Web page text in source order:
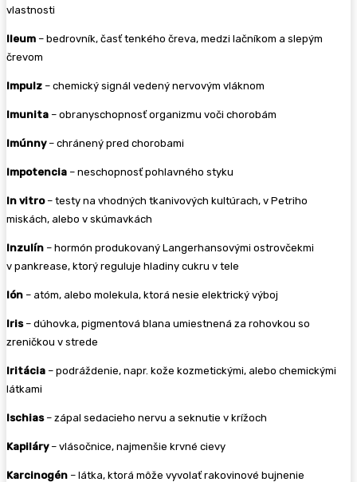
vlastnosti
Ileum – bedrovník, časť tenkého čreva, medzi lačníkom a slepým
črevom
Impulz – chemický signál vedený nervovým vláknom
Imunita – obranyschopnosť organizmu voči chorobám
Imúnny– chránený pred chorobami
Impotencia – neschopnosť pohlavného styku
In vitro– testy na vhodných tkanivových kultúrach, v Petriho
miskách, alebo v skúmavkách
Inzulín – hormón produkovaný Langerhansovými ostrovčekmi
v pankrease, ktorý reguluje hladiny cukru v tele
Ión – atóm, alebo molekula, ktorá nesie elektrický výboj
Iris– dúhovka, pigmentová blana umiestnená za rohovkou so
zreničkou v strede
Iritácia – podráždenie, napr. kože kozmetickými, alebo chemickými
látkami
Ischias– zápal sedacieho nervu a seknutie v krížoch
Kapiláry– vlásočnice, najmenšie krvné cievy
Karcinogén – látka, ktorá môže vyvolať rakovinové bujnenie